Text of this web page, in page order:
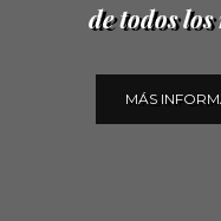
de todos
MÁS